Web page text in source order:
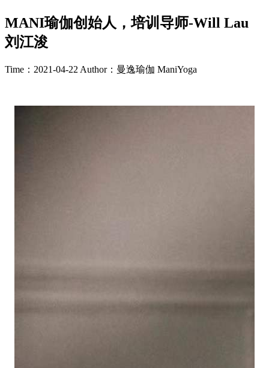
MANI瑜伽创始人，培训导师-Will Lau
刘江浚
Time：2021-04-22 Author：曼逸瑜伽 ManiYoga